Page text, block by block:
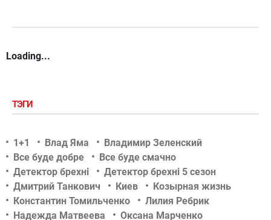
Loading...
ТЭГИ
1+1 Влад Яма
Владимир Зеленский
Все буде добре
Все буде смачно
Детектор брехні
Детектор брехні 5 сезон
Дмитрий Танкович
Киев
Козырная жизнь
Константин Томильченко
Лилия Ребрик
Надежда Матвеева
Оксана Марченко